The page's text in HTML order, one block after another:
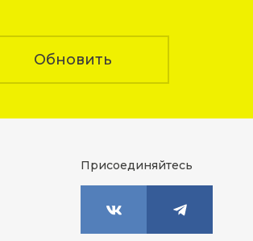
Обновить
Присоединяйтесь